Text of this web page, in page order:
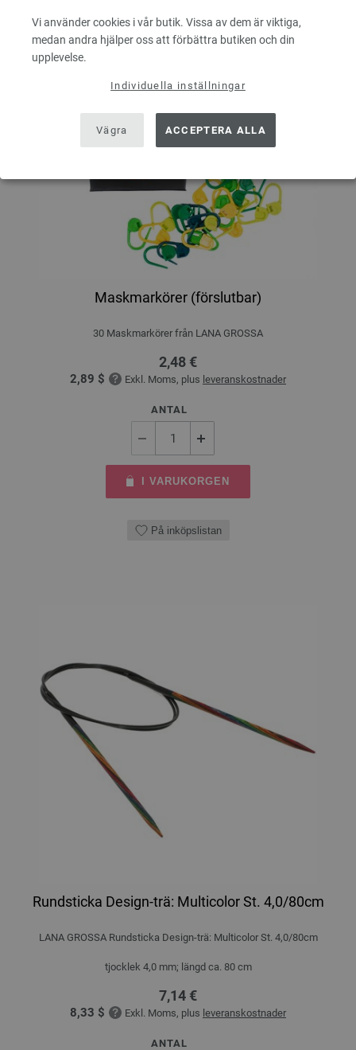
Vi använder cookies i vår butik. Vissa av dem är viktiga,
medan andra hjälper oss att förbättra butiken och din
upplevelse.
Individuella inställningar
Vägra ACCEPTERA ALLA
Maskmarkörer (förslutbar)
30 Maskmarkörer från LANA GROSSA
2,48 €
2,89 $ Exkl. Moms, plus leveranskostnader
ANTAL
I VARUKORGEN
På inköpslistan
Rundsticka Design-trä: Multicolor St. 4,0/80cm
LANA GROSSA Rundsticka Design-trä: Multicolor St. 4,0/80cm
tjocklek 4,0 mm; längd ca. 80 cm
7,14 €
8,33 $ Exkl. Moms, plus leveranskostnader
ANTAL